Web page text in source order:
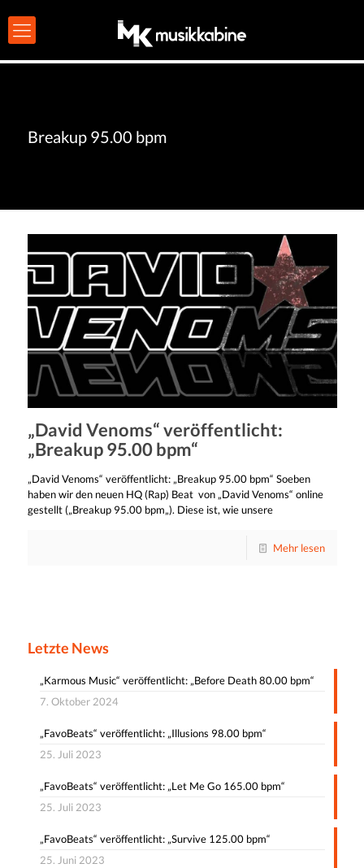
Breakup 95.00 bpm
„David Venoms“ veröffentlicht:
„Breakup 95.00 bpm“
„David Venoms“ veröffentlicht: „Breakup 95.00 bpm“ Soeben
haben wir den neuen HQ (Rap) Beat von „David Venoms“ online
gestellt („Breakup 95.00 bpm„). Diese ist, wie unsere
Mehr lesen
Letzte News
„Karmous Music“ veröffentlicht: „Before Death 80.00 bpm“
7. Oktober 2024
„FavoBeats“ veröffentlicht: „Illusions 98.00 bpm“
25. Juli 2023
„FavoBeats“ veröffentlicht: „Let Me Go 165.00 bpm“
25. Juli 2023
„FavoBeats“ veröffentlicht: „Survive 125.00 bpm“
25. Juni 2023